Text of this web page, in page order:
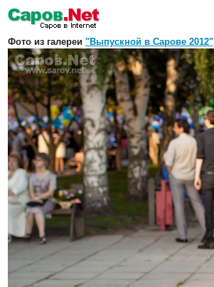
Фото из галереи "Выпускной в Сарове 2012"